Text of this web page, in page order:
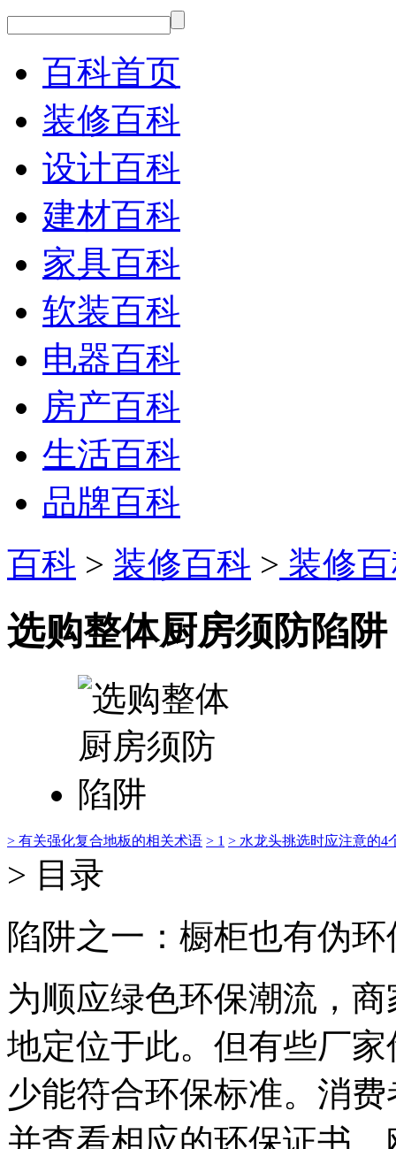
百科首页
装修百科
设计百科
建材百科
家具百科
软装百科
电器百科
房产百科
生活百科
品牌百科
百科 > 装修百科 > 装修
选购整体厨房须防陷阱
> 有关强化复合地板的相关术语 > 1 > 水龙头挑选时应注意的4
> 目录
陷阱之一：橱柜也有伪环
为顺应绿色环保潮流，
地定位于此。但有些厂
少能符合环保标准。消
并查看相应的环保证书